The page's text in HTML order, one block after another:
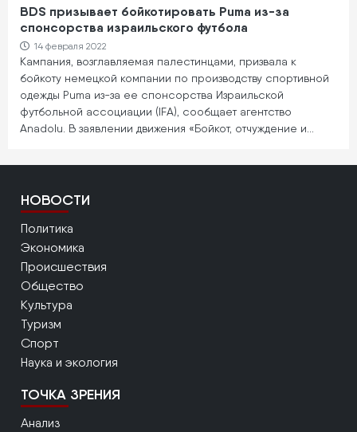
BDS призывает бойкотировать Puma из-за
спонсорства израильского футбола
14 февраля 2022
Кампания, возглавляемая палестинцами, призвала к
бойкоту немецкой компании по производству спортивной
одежды Puma из-за ее спонсорства Израильской
футбольной ассоциации (IFA), сообщает агентство
Anadolu. В заявлении движения «Бойкот, отчуждение и…
НОВОСТИ
Политика
Экономика
Происшествия
Общество
Культура
Туризм
Спорт
Наука и экология
ТОЧКА ЗРЕНИЯ
Анализ